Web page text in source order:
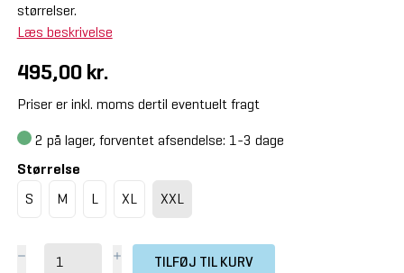
størrelser.
Læs beskrivelse
495,00 kr.
Priser er inkl. moms dertil eventuelt fragt
2 på lager, forventet afsendelse: 1-3 dage
Størrelse
S
M L XL XXL
TILFØJ TIL KURV